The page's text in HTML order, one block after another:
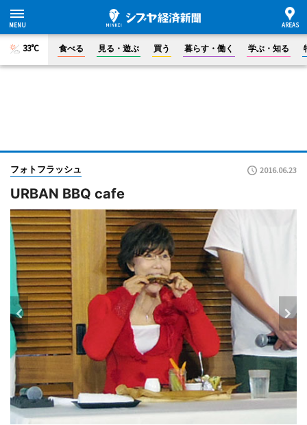
33°C 食べる 見る・遊ぶ 買う 暮らす・働く 学ぶ・知る
フォトフラッシュ 2016.06.23
URBAN BBQ cafe